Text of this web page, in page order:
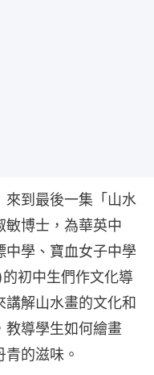
來到最後一集「山水
敏博士，為華英中
中學、寶血女子中學
初中生們作文化導
講解山水畫的文化和
教導學生如何繪畫
青的滋味。